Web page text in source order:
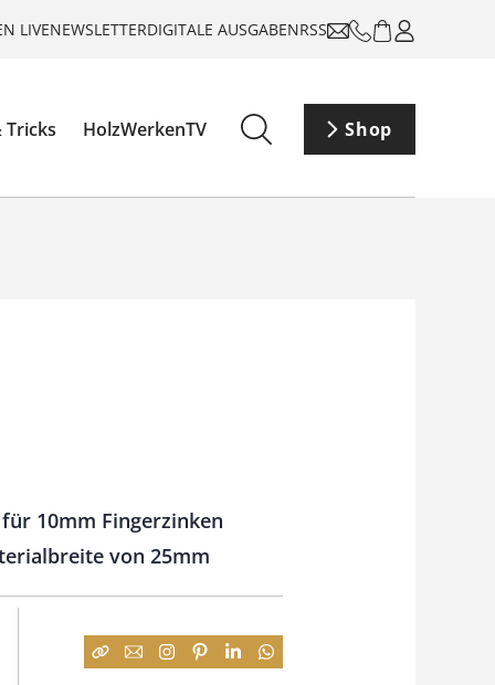
LIVENEWSLETTERDIGITALE AUSGABENRSS
Tricks HolzWerkenTV Shop
10mm Fingerzinken
von 25mm